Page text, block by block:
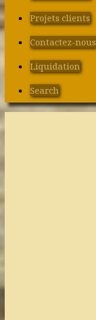
Projets clients
Contactez-nous
Liquidation
Search